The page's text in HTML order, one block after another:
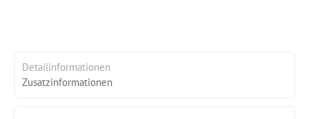
Detailinformationen
Zusatzinformationen